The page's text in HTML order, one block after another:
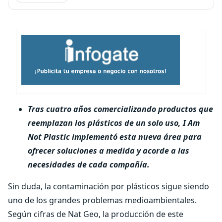
Tras cuatro años comercializando productos que
reemplazan los plásticos de un solo uso, I Am
Not Plastic implementó esta nueva área para
ofrecer soluciones a medida y acorde a las
necesidades de cada compañía.
Sin duda, la contaminación por plásticos sigue siendo
uno de los grandes problemas medioambientales.
Según cifras de Nat Geo, la producción de este